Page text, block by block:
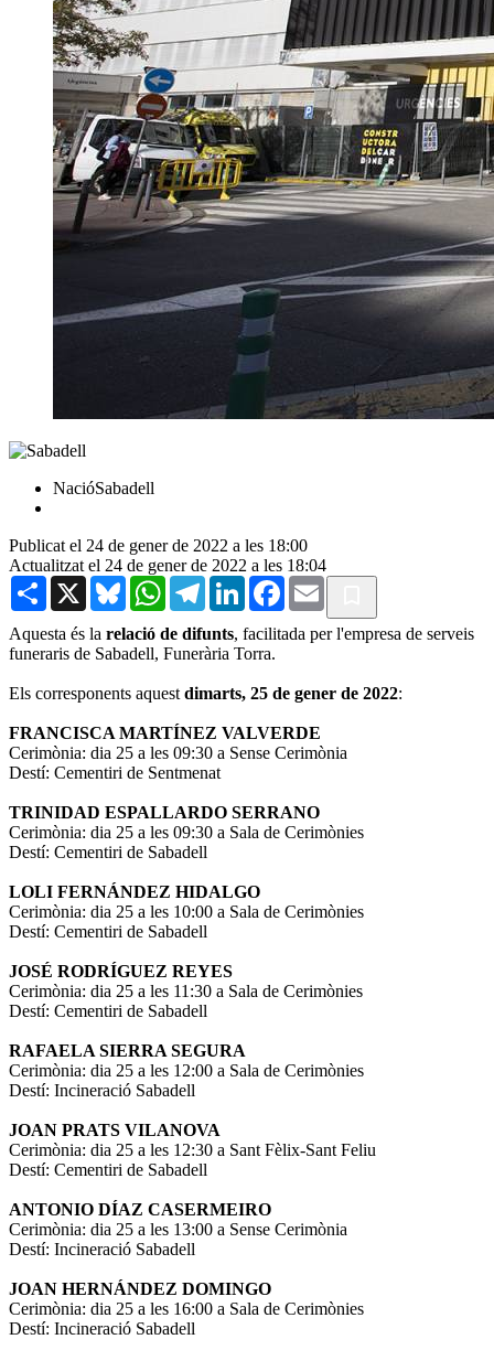
NacióSabadell
Publicat el 24 de gener de 2022 a les 18:00
Actualitzat el 24 de gener de 2022 a les 18:04
Share X BlueskyWhatsAppTelegramLinkedInFacebook
Email
Aquesta és la relació de difunts, facilitada per l'empresa de serveis
funeraris de Sabadell, Funerària Torra.
Els corresponents aquest dimarts, 25 de gener de 2022:
FRANCISCA MARTÍNEZ VALVERDE
Cerimònia: dia 25 a les 09:30 a Sense Cerimònia
Destí: Cementiri de Sentmenat
TRINIDAD ESPALLARDO SERRANO
Cerimònia: dia 25 a les 09:30 a Sala de Cerimònies
Destí: Cementiri de Sabadell
LOLI FERNÁNDEZ HIDALGO
Cerimònia: dia 25 a les 10:00 a Sala de Cerimònies
Destí: Cementiri de Sabadell
JOSÉ RODRÍGUEZ REYES
Cerimònia: dia 25 a les 11:30 a Sala de Cerimònies
Destí: Cementiri de Sabadell
RAFAELA SIERRA SEGURA
Cerimònia: dia 25 a les 12:00 a Sala de Cerimònies
Destí: Incineració Sabadell
JOAN PRATS VILANOVA
Cerimònia: dia 25 a les 12:30 a Sant Fèlix-Sant Feliu
Destí: Cementiri de Sabadell
ANTONIO DÍAZ CASERMEIRO
Cerimònia: dia 25 a les 13:00 a Sense Cerimònia
Destí: Incineració Sabadell
JOAN HERNÁNDEZ DOMINGO
Cerimònia: dia 25 a les 16:00 a Sala de Cerimònies
Destí: Incineració Sabadell